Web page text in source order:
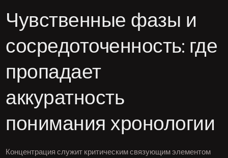
Чувственные фазы и
сосредоточенность: где
пропадает
аккуратность
понимания хронологии
Концентрация служит критическим связующим элементом